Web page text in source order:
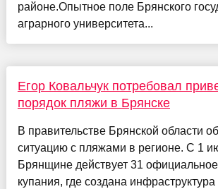
районе.Опытное поле Брянского
аграрного университета...
Егор Ковальчук потребовал
порядок пляжи в Брянске
В правительстве Брянской области
ситуацию с пляжами в регионе. С 1
Брянщине действует 31
купания, где создана